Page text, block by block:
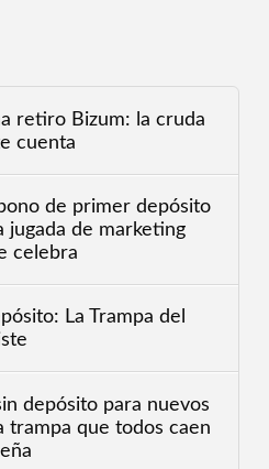
retiro Bizum: la cruda
cuenta
de primer depósito
jugada de marketing
celebra
La Trampa del
depósito para nuevos
trampa que todos caen